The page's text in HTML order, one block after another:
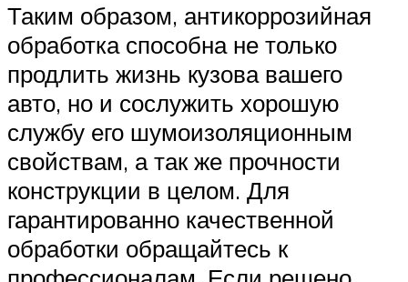
Таким образом, антикоррозийная
обработка способна не только
продлить жизнь кузова вашего
авто, но и сослужить хорошую
службу его шумоизоляционным
свойствам, а так же прочности
конструкции в целом. Для
гарантированно качественной
обработки обращайтесь к